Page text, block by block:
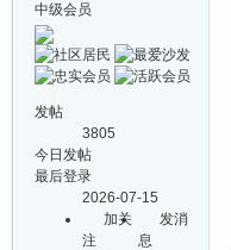
中级会员
发帖
3805
今日发帖
最后登录
2026-07-15
加关
注
发消
息